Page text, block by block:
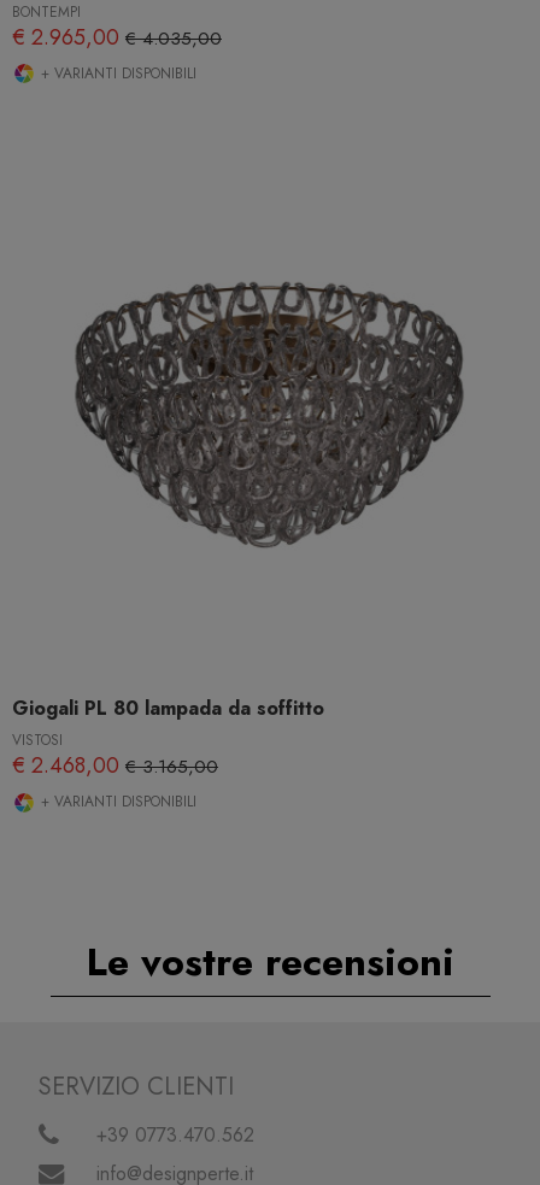
BONTEMPI
€ 2.965,00 € 4.035,00
+ VARIANTI DISPONIBILI
Giogali PL 80 lampada da soffitto
VISTOSI
€ 2.468,00 € 3.165,00
+ VARIANTI DISPONIBILI
Le vostre recensioni
SERVIZIO CLIENTI
+39 0773.470.562
info@designperte.it